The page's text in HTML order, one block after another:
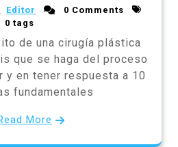
Editor
0 Comments
0 tags
de una cirugía plástica
que se haga del proceso
y en tener respuesta a 10
fundamentales
More